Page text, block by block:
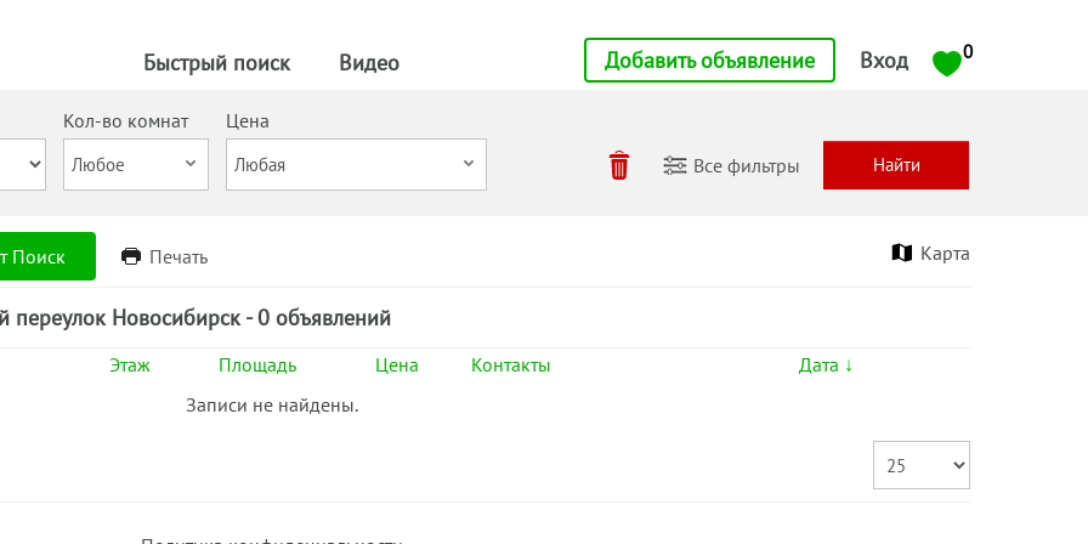
Быстрый поиск Видео Добавить объявление Вход 0
Кол-во комнат
Цена
Все фильтры
Поиск Печать Карта
переулок Новосибирск - 0 объявлений
Этаж Площадь Цена Контакты
Дата ↓
Записи не найдены.